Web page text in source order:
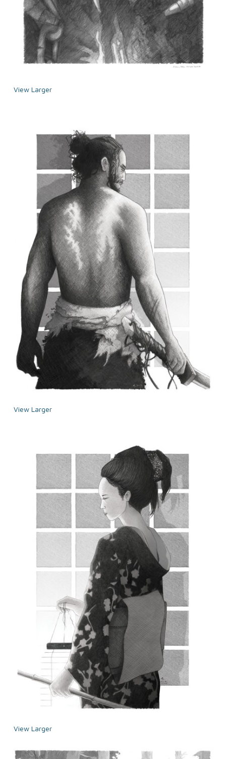
View Larger
View Larger
View Larger